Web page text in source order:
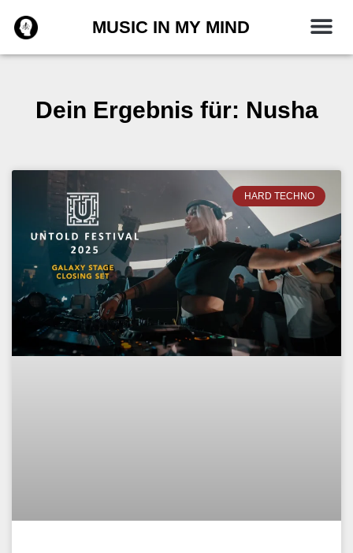
Inhalt
springen
MUSIC IN MY MIND
Dein Ergebnis für: Nusha
HARD TECHNO